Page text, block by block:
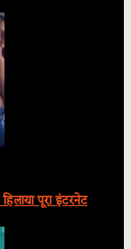
पूरा इंटरनेट